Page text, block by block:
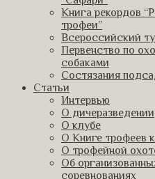
Книга рекордов
трофеи”
Всероссийский
Первенство по
собаками
Состязания
Статьи
Интервью
О дичеразведении
О клубе
О Книге трофеев
О трофейной
Об
соревнованиях